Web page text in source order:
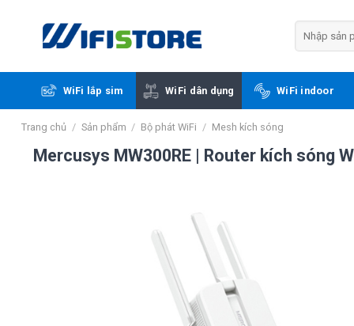
kiếm:
WiFi lắp sim WiFi dân dụng WiFi indoor
Trang chủ / Sản phẩm / Bộ phát WiFi / Mesh kích sóng
Mercusys MW300RE | Router kích sóng